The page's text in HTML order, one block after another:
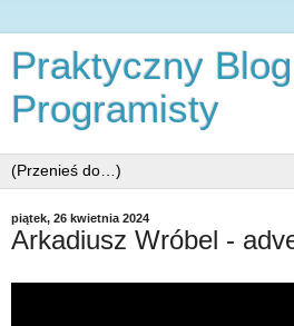
Praktyczny Blog
Programisty
piątek, 26 kwietnia 2024
Arkadiusz Wróbel -